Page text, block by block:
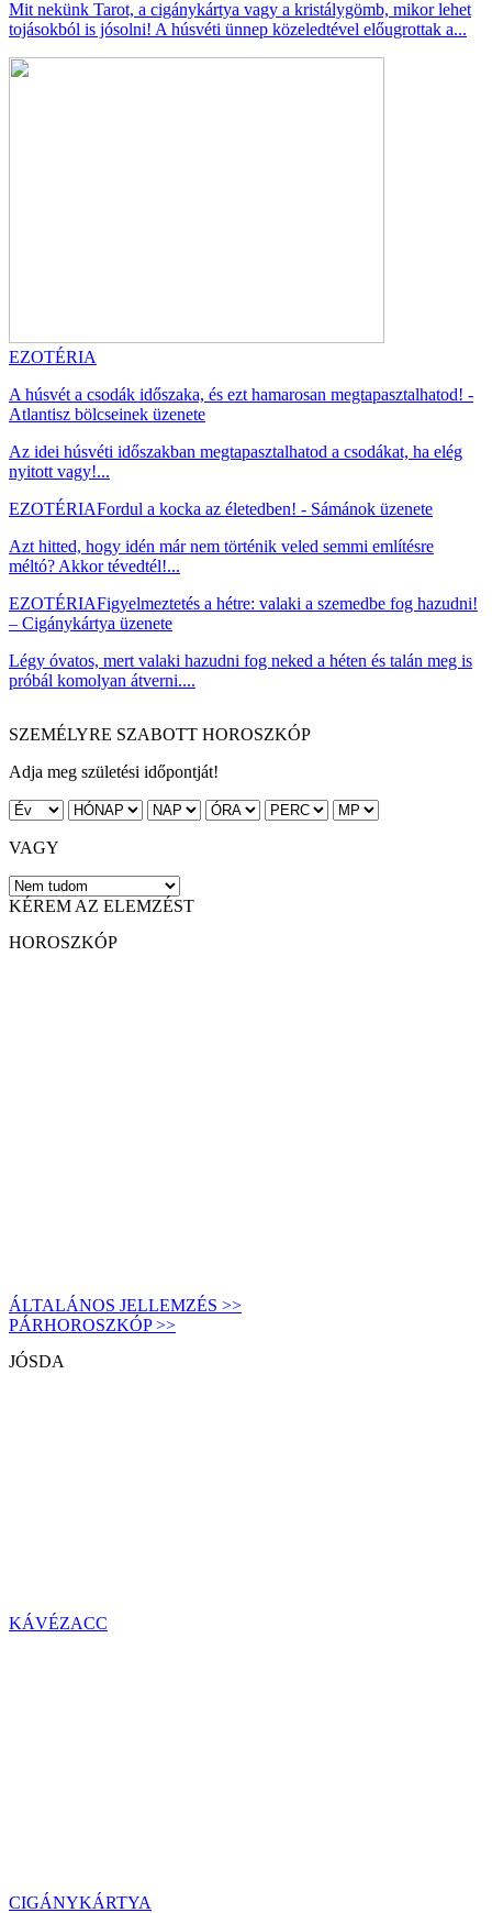
Mit nekünk Tarot, a cigánykártya vagy a kristálygömb, mikor lehet
tojásokból is jósolni! A húsvéti ünnep közeledtével előugrottak a...
EZOTÉRIA
A húsvét a csodák időszaka, és ezt hamarosan megtapasztalhatod! -
Atlantisz bölcseinek üzenete
Az idei húsvéti időszakban megtapasztalhatod a csodákat, ha elég
nyitott vagy!...
EZOTÉRIAFordul a kocka az életedben! - Sámánok üzenete
Azt hitted, hogy idén már nem történik veled semmi említésre
méltó? Akkor tévedtél!...
EZOTÉRIAFigyelmeztetés a hétre: valaki a szemedbe fog hazudni!
– Cigánykártya üzenete
Légy óvatos, mert valaki hazudni fog neked a héten és talán meg is
próbál komolyan átverni....
SZEMÉLYRE SZABOTT HOROSZKÓP
Adja meg születési időpontját!
VAGY
KÉREM AZ ELEMZÉST
HOROSZKÓP
ÁLTALÁNOS JELLEMZÉS >>
PÁRHOROSZKÓP >>
JÓSDA
KÁVÉZACC
CIGÁNYKÁRTYA